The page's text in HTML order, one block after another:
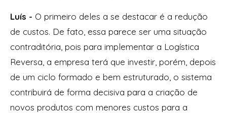
Luís - O primeiro deles a se destacar é a redução
de custos. De fato, essa parece ser uma situação
contraditória, pois para implementar a Logística
Reversa, a empresa terá que investir, porém, depois
de um ciclo formado e bem estruturado, o sistema
contribuirá de forma decisiva para a criação de
novos produtos com menores custos para a